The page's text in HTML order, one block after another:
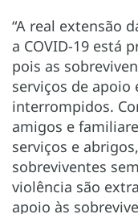
“A real extensão
a COVID-19 está
pois as
serviços de apoio
interrompidos.
amigos e
serviços e
sobreviventes
violência são
apoio às